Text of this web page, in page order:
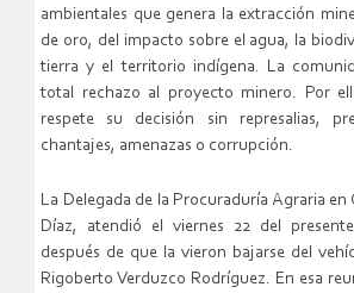
ambientales que genera la extracción
de oro, del impacto sobre el agua, la
tierra y el territorio indígena. La
total rechazo al proyecto minero. Por
respete su decisión sin represalias,
chantajes, amenazas o corrupción.
La Delegada de la Procuraduría Agraria en
Díaz, atendió el viernes 22 del
después de que la vieron bajarse del
Rigoberto Verduzco Rodríguez. En esa